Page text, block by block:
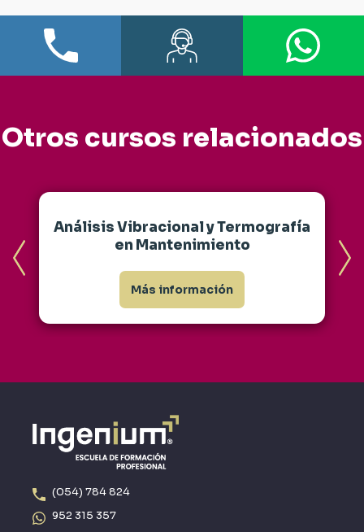
Otros cursos relacionados
Análisis Vibracional y Termografía
en Mantenimiento
Más información
(054) 784 824
952 315 357